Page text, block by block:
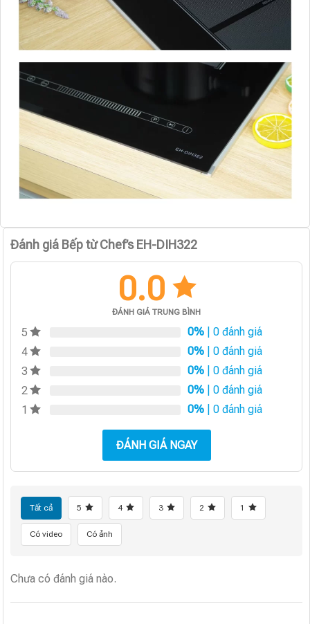
Đánh giá Bếp từ Chef’s EH-DIH322
0.0
ĐÁNH GIÁ TRUNG BÌNH
5 0% | 0 đánh giá
4
0% | 0 đánh giá
3
0% | 0 đánh giá
2
0% | 0 đánh giá
1
0% | 0 đánh giá
ĐÁNH GIÁ NGAY
Tất cả 5 4 3 2 1
Có video Có ảnh
Chưa có đánh giá nào.